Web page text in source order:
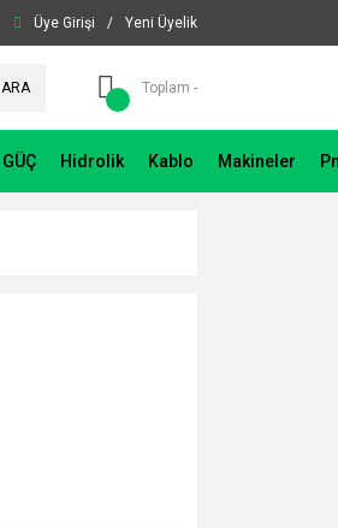
Üye Girişi / Yeni Üyelik
ARA Toplam -
GÜÇ Hidrolik Kablo Makineler